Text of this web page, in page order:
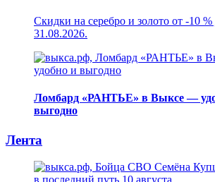
Скидки на серебро и золото от -10
31.08.2026.
Ломбард «РАНТЬЕ» в Выксе —
выгодно
Лента